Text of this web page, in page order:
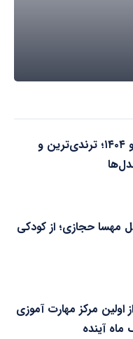
۱۵ مدل مانتو ۱۴۰۴؛ ترندی‌ترین و
مهسا حجازی؛ از کودکی
اولین مرکز مهارت آموزی
ماه آینده